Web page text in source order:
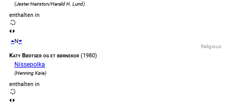
(Jester Hairston/Harald H. Lund)
enthalten in
N
Religious
Katy Bødtger og et børnekor (1980)
Nissepolka
(Henning Køie)
enthalten in